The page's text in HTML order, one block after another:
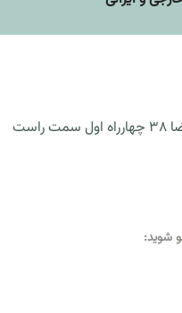
مشهد - میدان بسیج - امام رضا 38 چهارراه اول سمت راست
شوید: